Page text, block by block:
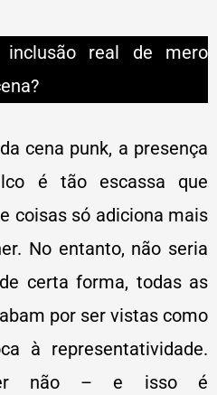
real de mero
cena punk, a presença
é tão escassa que
coisas só adiciona mais
No entanto, não seria
certa forma, todas as
por ser vistas como
à representatividade.
não – e isso é